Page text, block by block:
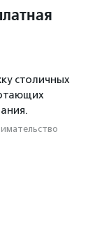
столичных